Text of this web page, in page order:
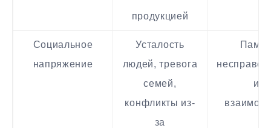
продукцией
Социальное
напряжение
Усталость
людей, тревога
семей,
конфликты из-
за
или